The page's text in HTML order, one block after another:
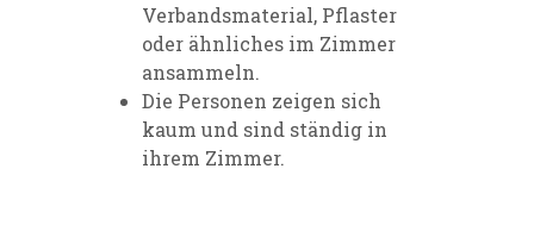
Verbandsmaterial, Pflaster
oder ähnliches im Zimmer
ansammeln.
Die Personen zeigen sich
kaum und sind ständig in
ihrem Zimmer.